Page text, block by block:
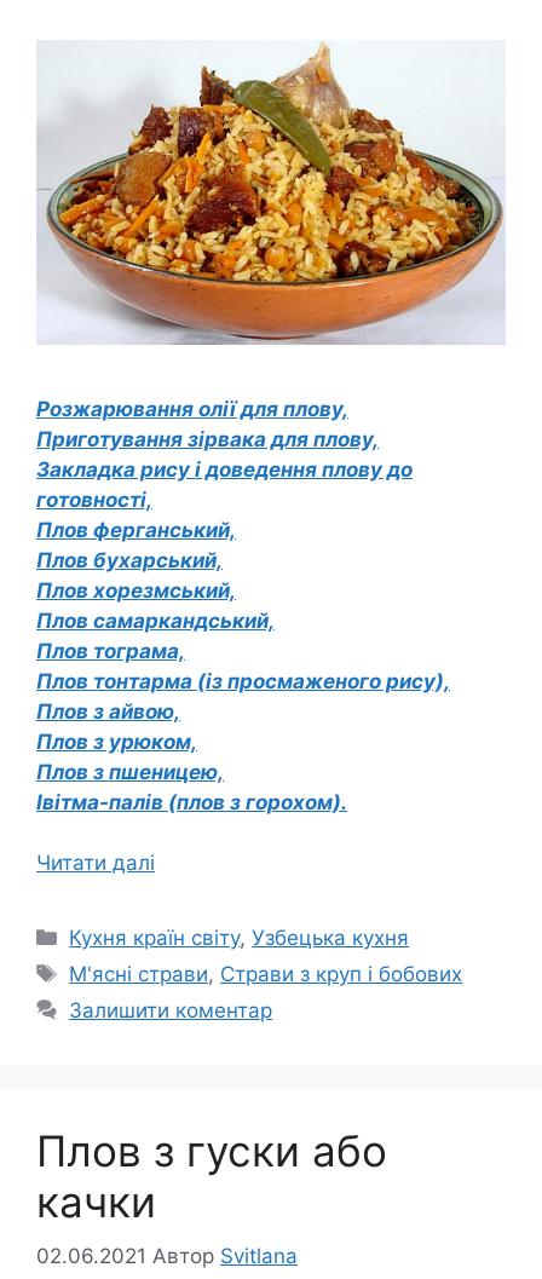
Розжарювання олії для плову,
Приготування зірвака для плову,
Закладка рису і доведення плову до
готовності,
Плов ферганський,
Плов бухарський,
Плов хорезмський,
Плов самаркандський,
Плов тограма,
Плов тонтарма (із просмаженого рису),
Плов з айвою,
Плов з урюком,
Плов з пшеницею,
Івітма-палів (плов з горохом).
Читати далі
Категорії
Кухня країн світу,Узбецька кухня
Позначки
М'ясні страви, Страви з круп і бобових
Залишити коментар
Плов з гуски або
качки
02.06.2021 Автор Svitlana